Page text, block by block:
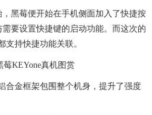
黑莓便开始在手机侧面加入了快捷按
要设置快捷键的启动功能。而这次的
支持快捷功能关联。
合金框架包围整个机身，提升了强度